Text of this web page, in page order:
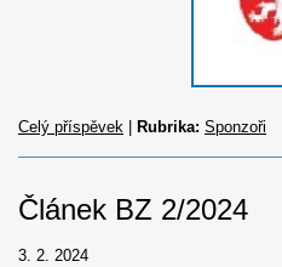
Celý příspěvek Rubrika: Sponzoři
Článek BZ 2/2024
3. 2. 2024